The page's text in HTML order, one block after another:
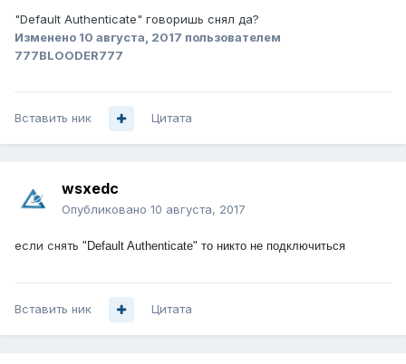
"Default Authenticate" говоришь снял да?
Изменено 10 августа, 2017 пользователем
777BLOODER777
Вставить ник Цитата
wsxedc
Опубликовано 10 августа, 2017
если снять "Default Authenticate" то никто не подключиться
Вставить ник Цитата